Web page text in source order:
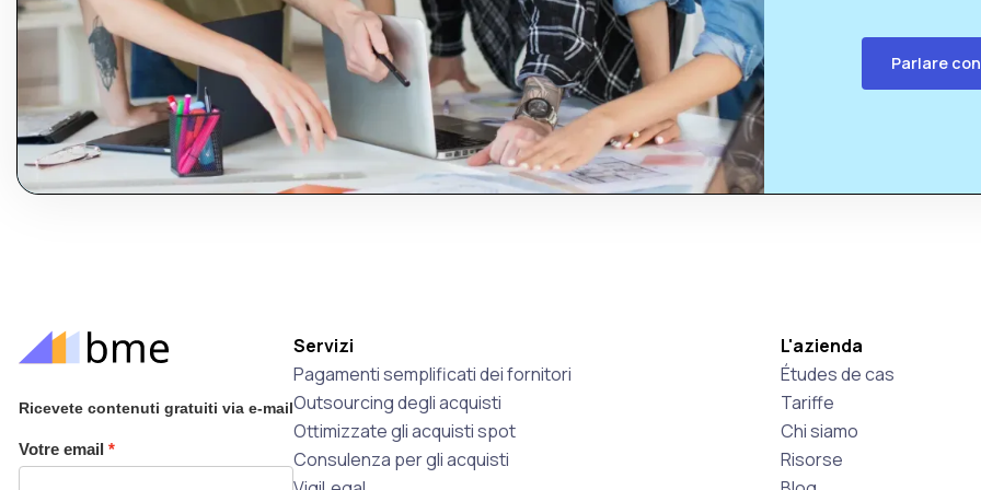
Parlare
Ricevete contenuti gratuiti via e-mail
Votre email
Servizi
Pagamenti semplificati dei fornitori
Outsourcing degli acquisti
Ottimizzate gli acquisti spot
Consulenza per gli acquisti
L'azienda
Études de cas
Tariffe
Chi siamo
Risorse